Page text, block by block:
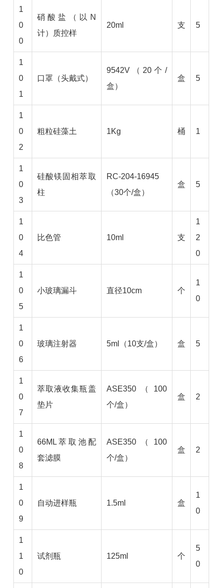
1
0
0
硝酸盐（以N
计）质控样
20ml 支 5
1
0
1
口罩（头戴式）
9542V（20个/
盒）
盒 5
1
0
2
粗粒硅藻土 1Kg 桶 1
1
0
3
硅酸镁固相萃取
柱
RC-204-16945
（30个/盒）
盒 5
1
0
4
比色管 10ml 支
1
2
0
1
0
5
小玻璃漏斗 直径10cm 个
1
0
1
0
6
玻璃注射器 5ml（10支/盒） 盒 5
1
0
7
萃取液收集瓶盖
垫片
ASE350（100
个/盒）
盒 2
1
0
8
66ML萃取池配
套滤膜
ASE350（100
个/盒）
盒 2
1
0
9
自动进样瓶 1.5ml 盒
1
0
1
1
0
试剂瓶 125ml 个
5
0